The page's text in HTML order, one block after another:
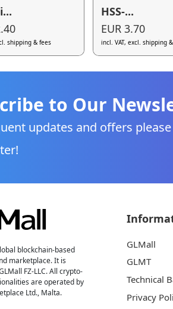
shipping & fees
HSS-...
EUR 3.70
incl. VAT, excl. shipping
to Our
updates and offers
blockchain-based
marketplace. It is
FZ-LLC. All crypto-
are operated by
Ltd., Malta.
GLMall
GLMT
Technical
Privacy